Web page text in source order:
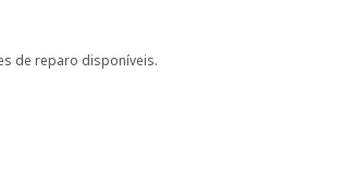
de reparo disponíveis.